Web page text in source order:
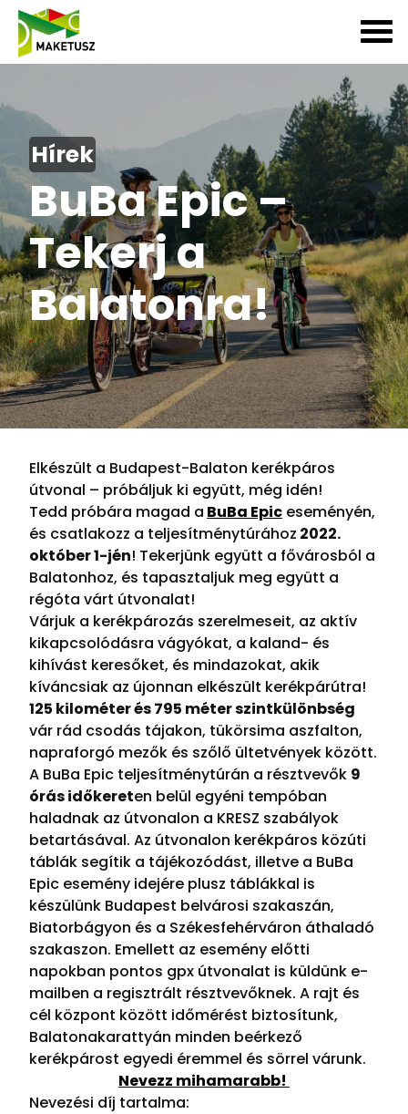
Hírek
BuBa Epic –
Tekerj a
Balatonra!
Elkészült a Budapest-Balaton kerékpáros
útvonal – próbáljuk ki együtt, még idén!
Tedd próbára magad a BuBa Epic eseményén,
és csatlakozz a teljesítménytúrához 2022.
október 1-jén! Tekerjünk együtt a fővárosból a
Balatonhoz, és tapasztaljuk meg együtt a
régóta várt útvonalat!
Várjuk a kerékpározás szerelmeseit, az aktív
kikapcsolódásra vágyókat, a kaland- és
kihívást keresőket, és mindazokat, akik
kíváncsiak az újonnan elkészült kerékpárútra!
125 kilométer és 795 méter szintkülönbség
vár rád csodás tájakon, tükörsima aszfalton,
napraforgó mezők és szőlő ültetvények között.
A BuBa Epic teljesítménytúrán a résztvevők 9
órás időkereten belül egyéni tempóban
haladnak az útvonalon a KRESZ szabályok
betartásával. Az útvonalon kerékpáros közúti
táblák segítik a tájékozódást, illetve a BuBa
Epic esemény idejére plusz táblákkal is
készülünk Budapest belvárosi szakaszán,
Biatorbágyon és a Székesfehérváron áthaladó
szakaszon. Emellett az esemény előtti
napokban pontos gpx útvonalat is küldünk e-
mailben a regisztrált résztvevőknek. A rajt és
cél központ között időmérést biztosítunk,
Balatonakarattyán minden beérkező
kerékpárost egyedi éremmel és sörrel várunk.
Nevezz mihamarabb!
Nevezési díj tartalma: